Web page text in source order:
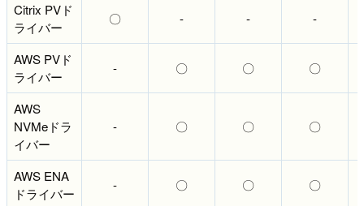
Citrix PVド
ライバー
〇 - - -
AWS PVド
ライバー
- 〇 〇 〇
AWS
NVMeドラ
イバー
- 〇 〇 〇
AWS ENA
ドライバー
- 〇 〇 〇